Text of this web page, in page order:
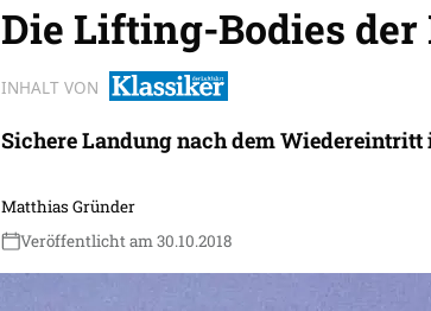
Die Lifting-Bodies der
INHALT VON
Sichere Landung nach dem Wiedereintritt
Matthias Gründer
Veröffentlicht am 30.10.2018